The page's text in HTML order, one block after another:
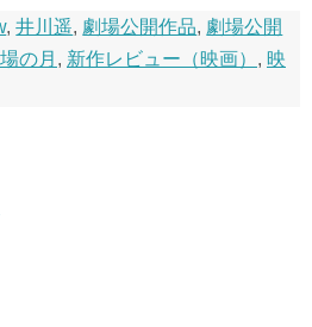
,井川遥, 劇場公開作品, 劇場公開
の月 , 新作レビュー（映画） , 映